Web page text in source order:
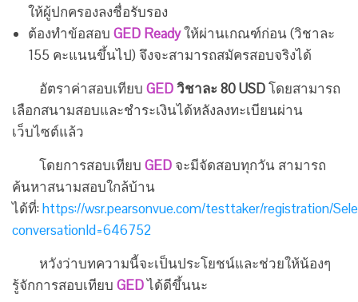
ให้ผู้ปกครองลงชื่อรับรอง
ต้องทำข้อสอบ GED Readyให้ผ่านเกณฑ์ก่อน (วิชาละ
155 คะแนนขึ้นไป) จึงจะสามารถสมัครสอบจริงได้
อัตราค่าสอบเทียบ GEDวิชาละ 80 USDโดยสามารถ
เลือกสนามสอบและชำระเงินได้หลังลงทะเบียนผ่าน
เว็บไซต์แล้ว
โดยการสอบเทียบ GED จะมีจัดสอบทุกวัน สามารถ
ค้นหาสนามสอบใกล้บ้าน
ได้ที่:https://wsr.pearsonvue.com/testtaker/registration/
conversationId=646752
หวังว่าบทความนี้จะเป็นประโยชน์และช่วยให้น้องๆ
รู้จักการสอบเทียบ GEDได้ดีขึ้นนะ